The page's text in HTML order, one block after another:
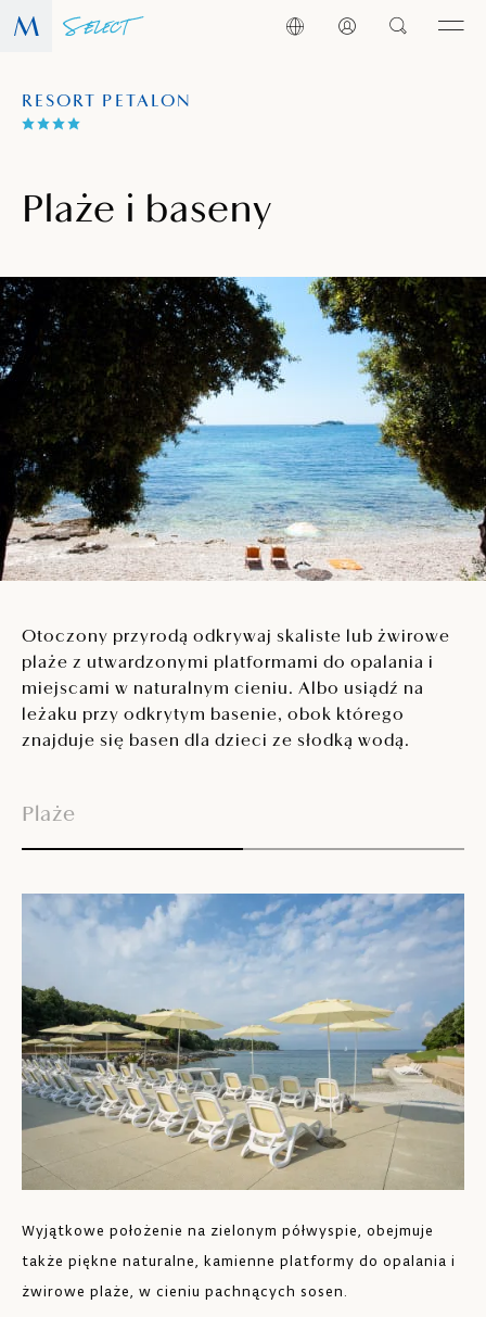
RESORT PETALON
Plaże i baseny
Otoczony przyrodą odkrywaj skaliste lub żwirowe
plaże z utwardzonymi platformami do opalania i
miejscami w naturalnym cieniu. Albo usiądź na
leżaku przy odkrytym basenie, obok którego
znajduje się basen dla dzieci ze słodką wodą.
Plaże
Wyjątkowe położenie na zielonym półwyspie, obejmuje
także piękne naturalne, kamienne platformy do opalania i
żwirowe plaże, w cieniu pachnących sosen.